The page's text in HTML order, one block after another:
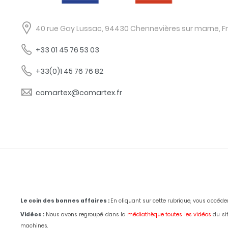
40 rue Gay Lussac, 94430 Chennevières sur marne,
+33 01 45 76 53 03
+33(0)1 45 76 76 82
comartex@comartex.fr
Le coin des bonnes affaires : En cliquant sur cette rubrique, vous
Vidéos : Nous avons regroupé dans la médiathèque toutes les vidéos du
machines.